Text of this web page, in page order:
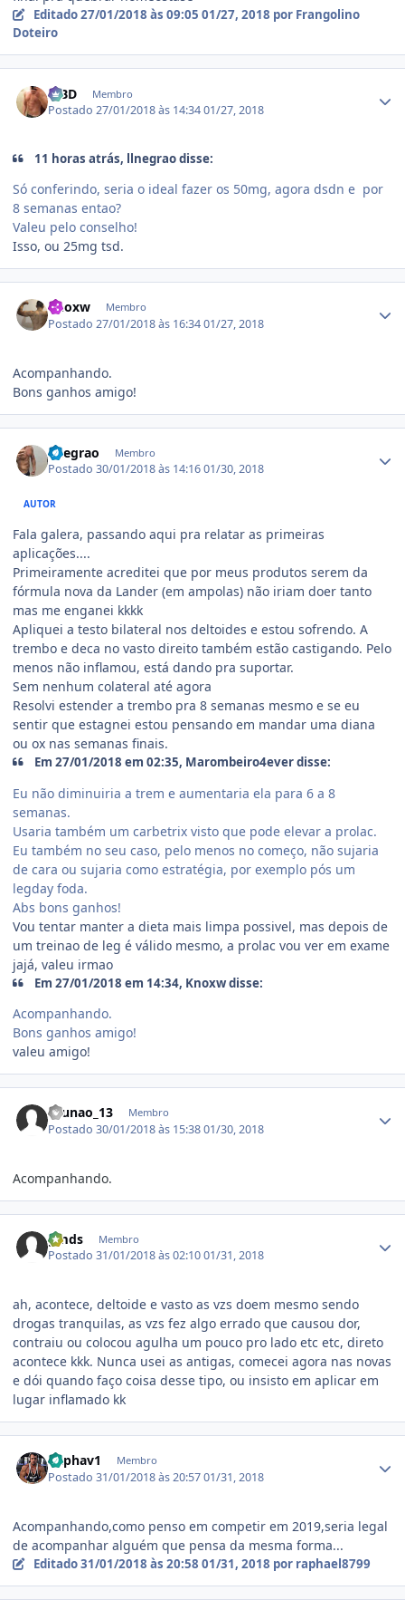
Editado27/01/2018 às 09:05 01/27, 2018 por Frangolino
Doteiro
MBD Membro
Postado27/01/2018 às 14:3401/27, 2018
11 horas atrás, llnegrao disse:
Só conferindo, seria o ideal fazer os 50mg, agora dsdn e por
8 semanas entao?
Valeu pelo conselho!
Isso, ou 25mg tsd.
Knoxw Membro
Postado27/01/2018 às 16:3401/27, 2018
Acompanhando.
Bons ganhos amigo!
llnegrao Membro
Postado30/01/2018 às 14:1601/30, 2018
AUTOR
Fala galera, passando aqui pra relatar as primeiras
aplicações....
Primeiramente acreditei que por meus produtos serem da
fórmula nova da Lander (em ampolas) não iriam doer tanto
mas me enganei kkkk
Apliquei a testo bilateral nos deltoides e estou sofrendo. A
trembo e deca no vasto direito também estão castigando. Pelo
menos não inflamou, está dando pra suportar.
Sem nenhum colateral até agora
Resolvi estender a trembo pra 8 semanas mesmo e se eu
sentir que estagnei estou pensando em mandar uma diana
ou ox nas semanas finais.
Em 27/01/2018 em 02:35, Marombeiro4ever disse:
Eu não diminuiria a trem e aumentaria ela para 6 a 8
semanas.
Usaria também um carbetrix visto que pode elevar a prolac.
Eu também no seu caso, pelo menos no começo, não sujaria
de cara ou sujaria como estratégia, por exemplo pós um
legday foda.
Abs bons ganhos!
Vou tentar manter a dieta mais limpa possivel, mas depois de
um treinao de leg é válido mesmo, a prolac vou ver em exame
jajá, valeu irmao
Em 27/01/2018 em 14:34, Knoxw disse:
Acompanhando.
Bons ganhos amigo!
valeu amigo!
Brunao_13 Membro
Postado30/01/2018 às 15:3801/30, 2018
Acompanhando.
gmds Membro
Postado31/01/2018 às 02:1001/31, 2018
ah, acontece, deltoide e vasto as vzs doem mesmo sendo
drogas tranquilas, as vzs fez algo errado que causou dor,
contraiu ou colocou agulha um pouco pro lado etc etc, direto
acontece kkk. Nunca usei as antigas, comecei agora nas novas
e dói quando faço coisa desse tipo, ou insisto em aplicar em
lugar inflamado kk
Raphav1 Membro
Postado31/01/2018 às 20:5701/31, 2018
Acompanhando,como penso em competir em 2019,seria legal
de acompanhar alguém que pensa da mesma forma...
Editado31/01/2018 às 20:58 01/31, 2018 por raphael8799